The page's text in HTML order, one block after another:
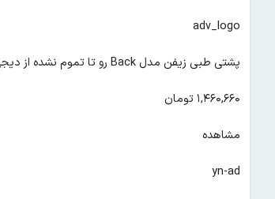
adv_logo
پشتی طبی زیفن مدل Back رو تا تموم نشده از دیجی‌کالا بخر!!!!
۱,۴۶۰,۶۶۰ تومان
مشاهده
yn-ad